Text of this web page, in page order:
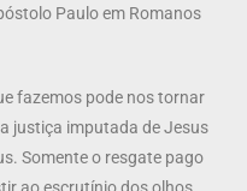
Paulo em Romanos
fazemos pode nos tornar
justiça imputada de Jesus
Somente o resgate pago
ao escrutínio dos olhos